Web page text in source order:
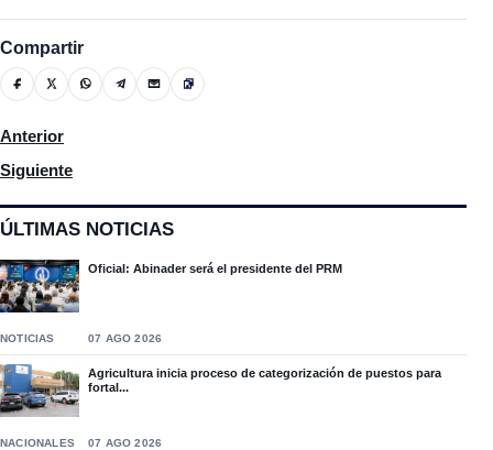
ÚLTIMAS NOTICIAS
Oficial: Abinader será el presidente del PRM
NOTICIAS 07 AGO 2026
Agricultura inicia proceso de categorización de puestos para
fortal...
NACIONALES 07 AGO 2026
Compartir
Artículo anterior: El Gobierno lanza consulta para la reforma
Anterior
Artículo siguiente: Paliza en NY: “La República Dominicana ya
Siguiente